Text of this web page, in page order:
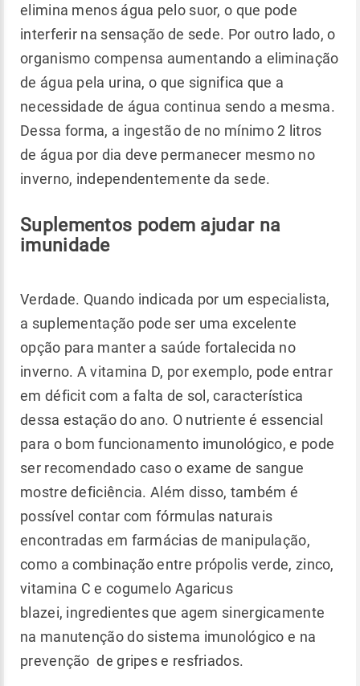
elimina menos água pelo suor, o que pode
interferir na sensação de sede. Por outro lado, o
organismo compensa aumentando a eliminação
de água pela urina, o que significa que a
necessidade de água continua sendo a mesma.
Dessa forma, a ingestão de no mínimo 2 litros
de água por dia deve permanecer mesmo no
inverno, independentemente da sede.
Suplementos podem ajudar na
imunidade
Verdade. Quando indicada por um especialista,
a suplementação pode ser uma excelente
opção para manter a saúde fortalecida no
inverno. A vitamina D, por exemplo, pode entrar
em déficit com a falta de sol, característica
dessa estação do ano. O nutriente é essencial
para o bom funcionamento imunológico, e pode
ser recomendado caso o exame de sangue
mostre deficiência. Além disso, também é
possível contar com fórmulas naturais
encontradas em farmácias de manipulação,
como a combinação entre própolis verde, zinco,
vitamina C e cogumelo Agaricus
blazei, ingredientes que agem sinergicamente
na manutenção do sistema imunológico e na
prevenção de gripes e resfriados.